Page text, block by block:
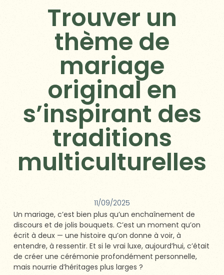
Trouver un
thème de
mariage
original en
s’inspirant des
traditions
multiculturelles
11/09/2025
Un mariage, c’est bien plus qu’un enchaînement de
discours et de jolis bouquets. C’est un moment qu’on
écrit à deux — une histoire qu’on donne à voir, à
entendre, à ressentir. Et si le vrai luxe, aujourd’hui, c’était
de créer une cérémonie profondément personnelle,
mais nourrie d’héritages plus larges ?